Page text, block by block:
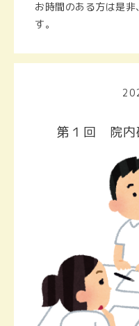
お時間のある方は是
す。
第１回 院内